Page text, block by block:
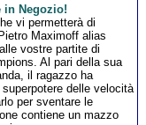
in Negozio!
vi permetterà di
Maximoff alias
vostre partite di
Al pari della sua
il ragazzo ha
delle velocità
per sventare le
contiene un mazzo